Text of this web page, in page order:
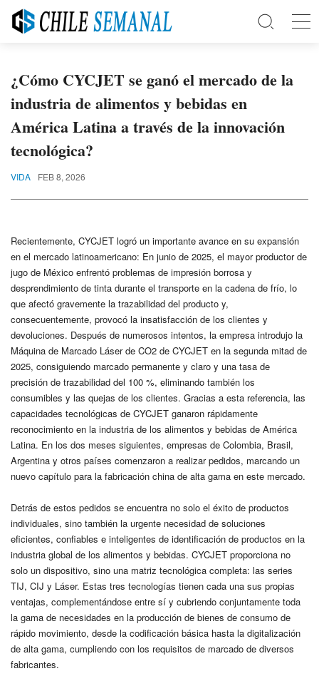
¿Cómo CYCJET se ganó el mercado de la
industria de alimentos y bebidas en
América Latina a través de la innovación
tecnológica?
VIDA FEB 8, 2026
Recientemente, CYCJET logró un importante avance en su expansión
en el mercado latinoamericano: En junio de 2025, el mayor productor de
jugo de México enfrentó problemas de impresión borrosa y
desprendimiento de tinta durante el transporte en la cadena de frío, lo
que afectó gravemente la trazabilidad del producto y,
consecuentemente, provocó la insatisfacción de los clientes y
devoluciones. Después de numerosos intentos, la empresa introdujo la
Máquina de Marcado Láser de CO2 de CYCJET en la segunda mitad de
2025, consiguiendo marcado permanente y claro y una tasa de
precisión de trazabilidad del 100 %, eliminando también los
consumibles y las quejas de los clientes. Gracias a esta referencia, las
capacidades tecnológicas de CYCJET ganaron rápidamente
reconocimiento en la industria de los alimentos y bebidas de América
Latina. En los dos meses siguientes, empresas de Colombia, Brasil,
Argentina y otros países comenzaron a realizar pedidos, marcando un
nuevo capítulo para la fabricación china de alta gama en este mercado.
Detrás de estos pedidos se encuentra no solo el éxito de productos
individuales, sino también la urgente necesidad de soluciones
eficientes, confiables e inteligentes de identificación de productos en la
industria global de los alimentos y bebidas. CYCJET proporciona no
solo un dispositivo, sino una matriz tecnológica completa: las series
TIJ, CIJ y Láser. Estas tres tecnologías tienen cada una sus propias
ventajas, complementándose entre sí y cubriendo conjuntamente toda
la gama de necesidades en la producción de bienes de consumo de
rápido movimiento, desde la codificación básica hasta la digitalización
de alta gama, cumpliendo con los requisitos de marcado de diversos
fabricantes.